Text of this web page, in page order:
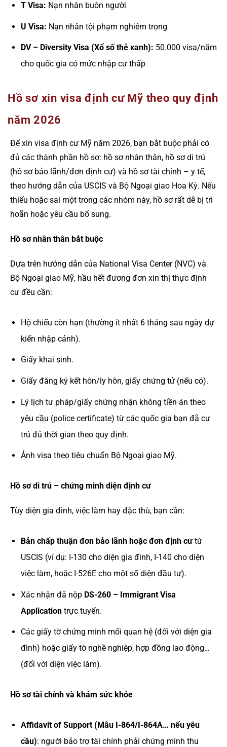
T Visa: Nạn nhân buôn người
U Visa: Nạn nhân tội phạm nghiêm trọng
DV – Diversity Visa (Xổ số thẻ xanh): 50.000 visa/năm
cho quốc gia có mức nhập cư thấp
Hồ sơ xin visa định cư Mỹ theo quy định
năm 2026
Để xin visa định cư Mỹ năm 2026, bạn bắt buộc phải có
đủ các thành phần hồ sơ: hồ sơ nhân thân, hồ sơ di trú
(hồ sơ bảo lãnh/đơn định cư) và hồ sơ tài chính – y tế,
theo hướng dẫn của USCIS và Bộ Ngoại giao Hoa Kỳ. Nếu
thiếu hoặc sai một trong các nhóm này, hồ sơ rất dễ bị trì
hoãn hoặc yêu cầu bổ sung.
Hồ sơ nhân thân bắt buộc
Dựa trên hướng dẫn của National Visa Center (NVC) và
Bộ Ngoại giao Mỹ, hầu hết đương đơn xin thị thực định
cư đều cần:
Hộ chiếu còn hạn (thường ít nhất 6 tháng sau ngày dự
kiến nhập cảnh).
Giấy khai sinh.
Giấy đăng ký kết hôn/ly hôn, giấy chứng tử (nếu có).
Lý lịch tư pháp/giấy chứng nhận không tiền án theo
yêu cầu (police certificate) từ các quốc gia bạn đã cư
trú đủ thời gian theo quy định.
Ảnh visa theo tiêu chuẩn Bộ Ngoại giao Mỹ.
Hồ sơ di trú – chứng minh diện định cư
Tùy diện gia đình, việc làm hay đặc thù, bạn cần:
Bản chấp thuận đơn bảo lãnh hoặc đơn định cưtừ
USCIS (ví dụ: I-130 cho diện gia đình, I-140 cho diện
việc làm, hoặc I-526E cho một số diện đầu tư).
Xác nhận đã nộp DS-260 – Immigrant Visa
Applicationtrực tuyến.
Các giấy tờ chứng minh mối quan hệ (đối với diện gia
đình) hoặc giấy tờ nghề nghiệp, hợp đồng lao động…
(đối với diện việc làm).
Hồ sơ tài chính và khám sức khỏe
Affidavit of Support (Mẫu I-864/I-864A… nếu yêu
cầu): người bảo trợ tài chính phải chứng minh thu